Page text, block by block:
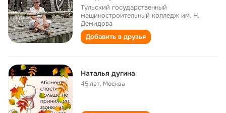
Тульский государственный
машиностроительный колледж им. Н.
Демидова
Добавить в друзья
Наталья дугина
45 лет, Москва